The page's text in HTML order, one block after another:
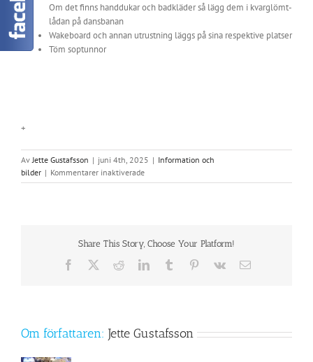
Om det finns handdukar och badkläder så lägg dem i kvarglömt-
lådan på dansbanan
Wakeboard och annan utrustning läggs på sina respektive platser
Töm soptunnor
+
Av Jette Gustafsson | juni 4th, 2025 | Information och
bilder | Kommentarer inaktiveradeför
Sommarstädning
Share This Story, Choose Your Platform!
Facebook RedditLinkedInTumblr Pinterest
Vk
E-
Om författaren: Jette Gustafsson